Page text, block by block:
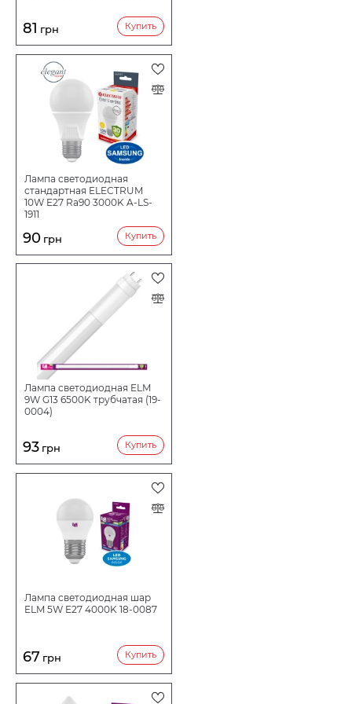
81 грн Купить
Лампа светодиодная
стандартная ELECTRUM
10W E27 Ra90 3000K A-LS-
1911
90 грн Купить
Лампа светодиодная ELM
9W G13 6500K трубчатая (19-
0004)
93 грн Купить
Лампа светодиодная шар
ELM 5W E27 4000K 18-0087
67 грн Купить